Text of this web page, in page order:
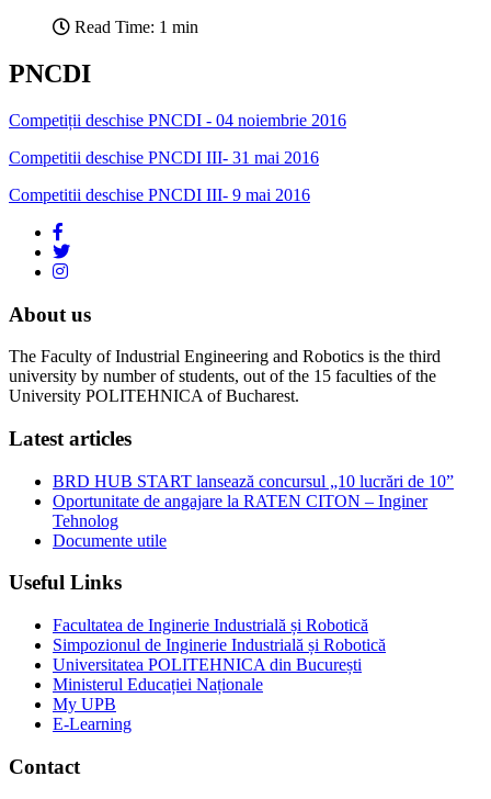
Read Time: 1 min
PNCDI
Competiții deschise PNCDI - 04 noiembrie 2016
Competitii deschise PNCDI III- 31 mai 2016
Competitii deschise PNCDI III- 9 mai 2016
About us
The Faculty of Industrial Engineering and Robotics is the third
university by number of students, out of the 15 faculties of the
University POLITEHNICA of Bucharest.
Latest articles
BRD HUB START lansează concursul „10 lucrări de 10”
Oportunitate de angajare la RATEN CITON – Inginer
Tehnolog
Documente utile
Useful Links
Facultatea de Inginerie Industrială și Robotică
Simpozionul de Inginerie Industrială și Robotică
Universitatea POLITEHNICA din București
Ministerul Educației Naționale
My UPB
E-Learning
Contact